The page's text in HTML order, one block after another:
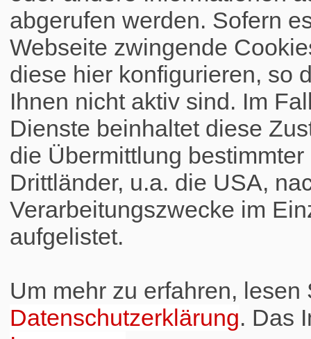
abgerufen werden. Sofern
Webseite zwingende
diese hier konfigurieren, so
Ihnen nicht aktiv sind. Im
Dienste beinhaltet diese
die Übermittlung
Drittländer, u.a. die USA,
Verarbeitungszwecke im
aufgelistet.
Um mehr zu erfahren, lesen
Datenschutzerklärung. Das